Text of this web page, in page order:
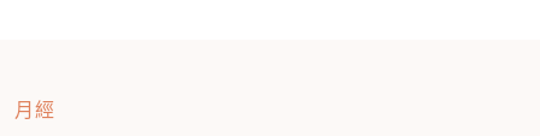
月經